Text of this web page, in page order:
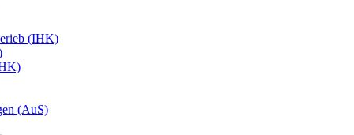
(IHK)
(AuS)